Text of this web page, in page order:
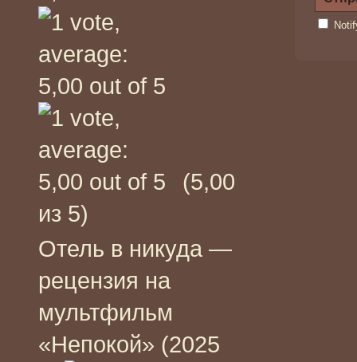
(5,00
из 5)
Отель в никуда —
рецензия на
мультфильм
«Непокой» (2025